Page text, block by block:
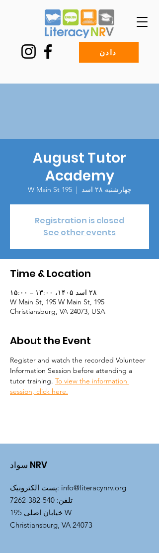
دادن
August Tutor
Academy
چهارشنبه ۲۸ اسد
  |
195 W Main St
Registration is closed
See other events
Time & Location
۲۸ اسد ۱۴۰۵، ۱۳:۰۰ – ۱۵:۰۰
195 W Main St, 195 W Main St,
Christiansburg, VA 24073, USA
About the Event
Register and watch the recorded Volunteer
Information Session before attending a
tutor training. To view the information
session, click here.
سواد NRV
پست الکترونیک: info@literacynrv.org
تلفن:
540-382-7262
خیابان اصلی 195 W
Christiansburg, VA 24073